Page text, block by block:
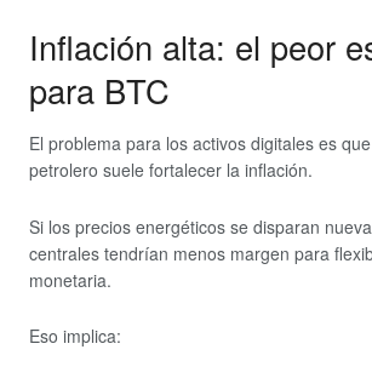
Inflación alta: el peor
para BTC
El problema para los activos digitales es
petrolero suele fortalecer la inflación.
Si los precios energéticos se disparan
centrales tendrían menos margen para
monetaria.
Eso implica: